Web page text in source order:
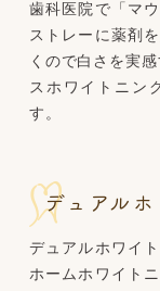
歯科医院で「マ
ストレーに薬剤
くので白さを実
スホワイトニン
す。
デュアル
デュアルホワイ
ホームホワイト